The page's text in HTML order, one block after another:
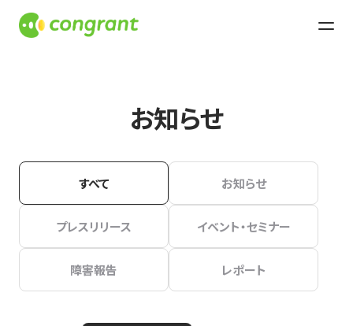
お知らせ
すべて お知らせ
プレスリリース イベント・セミナー
障害報告 レポート